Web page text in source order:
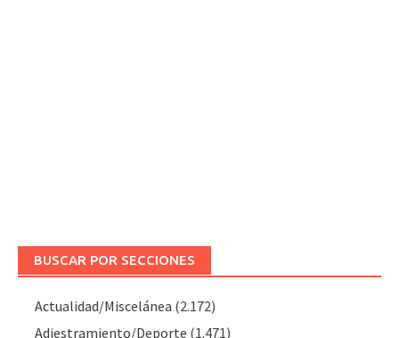
BUSCAR POR SECCIONES
Actualidad/Miscelánea (2.172)
Adiestramiento/Deporte (1.471)